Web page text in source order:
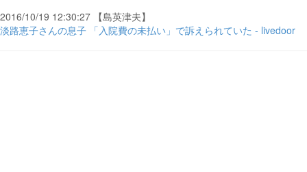
2016/10/19 12:30:27 【島英津夫】
淡路恵子さんの息子 「入院費の未払い」で訴えられていた - livedoor